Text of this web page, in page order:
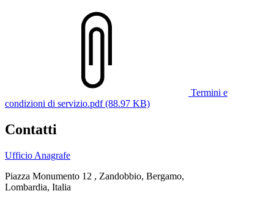
Termini e
condizioni di servizio.pdf (88.97 KB)
Contatti
Ufficio Anagrafe
Piazza Monumento 12 , Zandobbio, Bergamo,
Lombardia, Italia